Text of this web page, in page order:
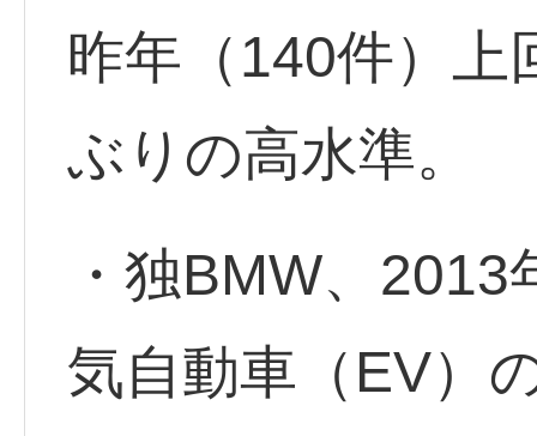
昨年（140件）上
ぶりの高水準。
・独BMW、
気自動車（EV）